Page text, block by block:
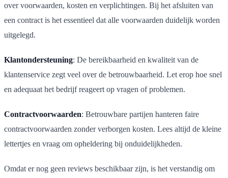
over voorwaarden, kosten en verplichtingen. Bij het afsluiten van
een contract is het essentieel dat alle voorwaarden duidelijk worden
uitgelegd.
Klantondersteuning: De bereikbaarheid en kwaliteit van de
klantenservice zegt veel over de betrouwbaarheid. Let erop hoe snel
en adequaat het bedrijf reageert op vragen of problemen.
Contractvoorwaarden: Betrouwbare partijen hanteren faire
contractvoorwaarden zonder verborgen kosten. Lees altijd de kleine
lettertjes en vraag om opheldering bij onduidelijkheden.
Omdat er nog geen reviews beschikbaar zijn, is het verstandig om